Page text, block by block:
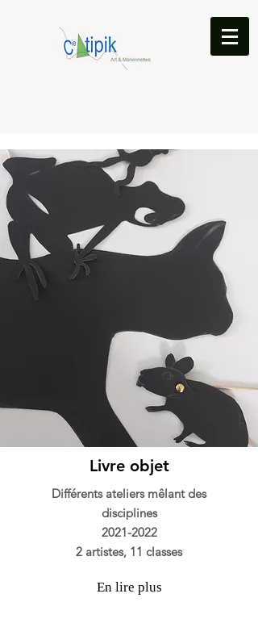
Livre objet
Différents ateliers mêlant des
disciplines
2021-2022
2 artistes, 11 classes
En lire plus